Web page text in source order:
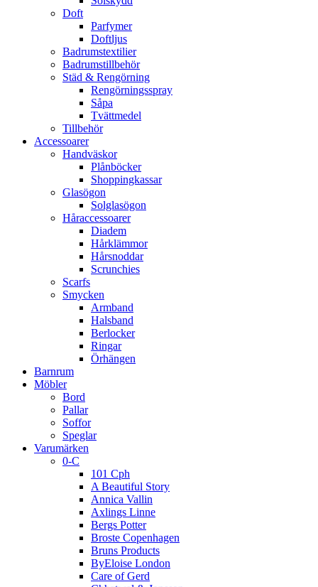
Doft
Parfymer
Doftljus
Badrumstextilier
Badrumstillbehör
Städ & Rengörning
Rengörningsspray
Såpa
Tvättmedel
Tillbehör
Accessoarer
Handväskor
Plånböcker
Shoppingkassar
Glasögon
Solglasögon
Håraccessoarer
Diadem
Hårklämmor
Hårsnoddar
Scrunchies
Scarfs
Smycken
Armband
Halsband
Berlocker
Ringar
Örhängen
Barnrum
Möbler
Bord
Pallar
Soffor
Speglar
Varumärken
0-C
101 Cph
A Beautiful Story
Annica Vallin
Axlings Linne
Bergs Potter
Broste Copenhagen
Bruns Products
ByEloise London
Care of Gerd